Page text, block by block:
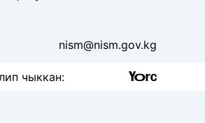
nism@nism.gov.kg
чыккан: